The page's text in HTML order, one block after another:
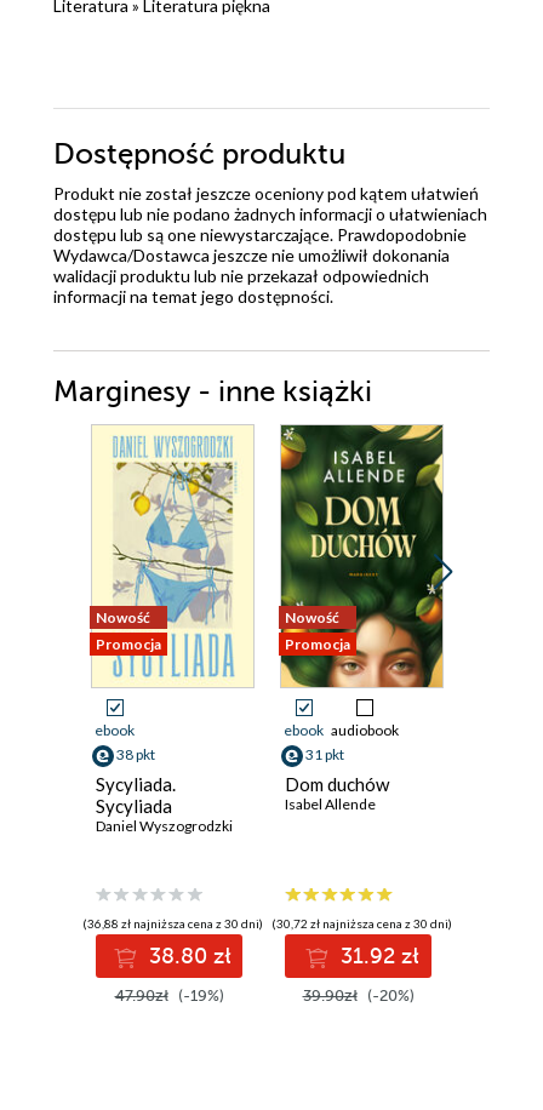
Literatura » Literatura piękna
Dostępność produktu
Produkt nie został jeszcze oceniony pod kątem ułatwień
dostępu lub nie podano żadnych informacji o ułatwieniach
dostępu lub są one niewystarczające. Prawdopodobnie
Wydawca/Dostawca jeszcze nie umożliwił dokonania
walidacji produktu lub nie przekazał odpowiednich
informacji na temat jego dostępności.
Marginesy - inne książki
Nowość
Promocja
ebook
38 pkt
Sycyliada.
Sycyliada
Daniel Wyszogrodzki
(36,88 zł najniższa cena z 30 dni)
38.80 zł
47.90zł (-19%)
Nowość
Promocja
ebook audiobook
31 pkt
Dom duchów
Isabel Allende
(30,72 zł najniższa cena z 30 dni)
31.92 zł
39.90zł (-20%)